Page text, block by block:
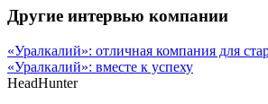
Другие интервью компании
«Уралкалий»: отличная компания для
«Уралкалий»: вместе к успеху
HeadHunter